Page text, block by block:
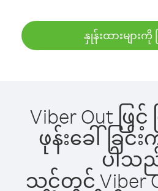
နှုန်းထားများကို
Viber Out ဖြ
ဖုန်းခေါ်ခြ
ပါသ
သင့်တွင် Viber